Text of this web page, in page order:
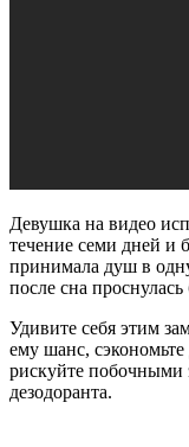
Девушка на видео
течение семи дней и
принимала душ в
после сна проснулась
Удивите себя этим
ему шанс,
рискуйте побочными
дезодоранта.